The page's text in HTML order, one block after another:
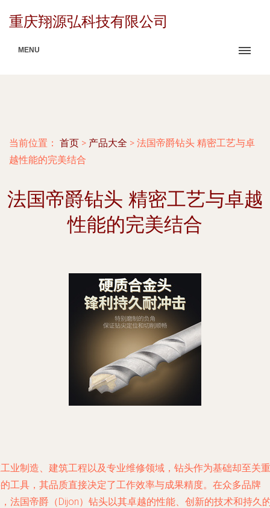
重庆翔源弘科技有限公司
MENU
当前位置： 首页 > 产品大全 > 法国帝爵钻头 精密工艺与卓
越性能的完美结合
法国帝爵钻头 精密工艺与卓越
性能的完美结合
业制造、建筑工程以及专业维修领域，钻头作为基础却至关重
工具，其品质直接决定了工作效率与成果精度。在众多品牌
法国帝爵（Dijon）钻头以其卓越的性能、创新的技术和持久